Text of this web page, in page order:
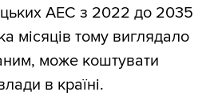
АЕС з 2022 до 2035
місяців тому виглядало
може коштувати
в країні.